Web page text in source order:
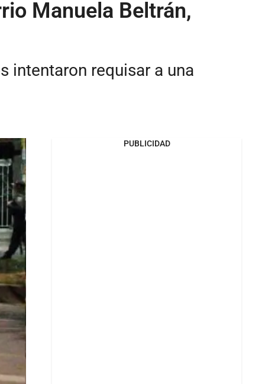
Manuela Beltrán,
intentaron requisar a una
PUBLICIDAD